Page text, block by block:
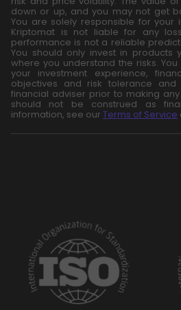
down or up, and you may not get
You are solely responsible for your
Kriptomat is not liable for any
performance is not a reliable
You should only invest in products
where you understand the risks.
your investment experience,
objectives and risk tolerance
financial adviser prior to making
should not be construed as
information, see our Terms of Service